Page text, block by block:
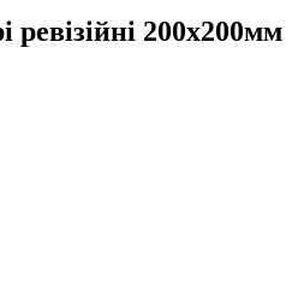
ревізійні 200x200мм